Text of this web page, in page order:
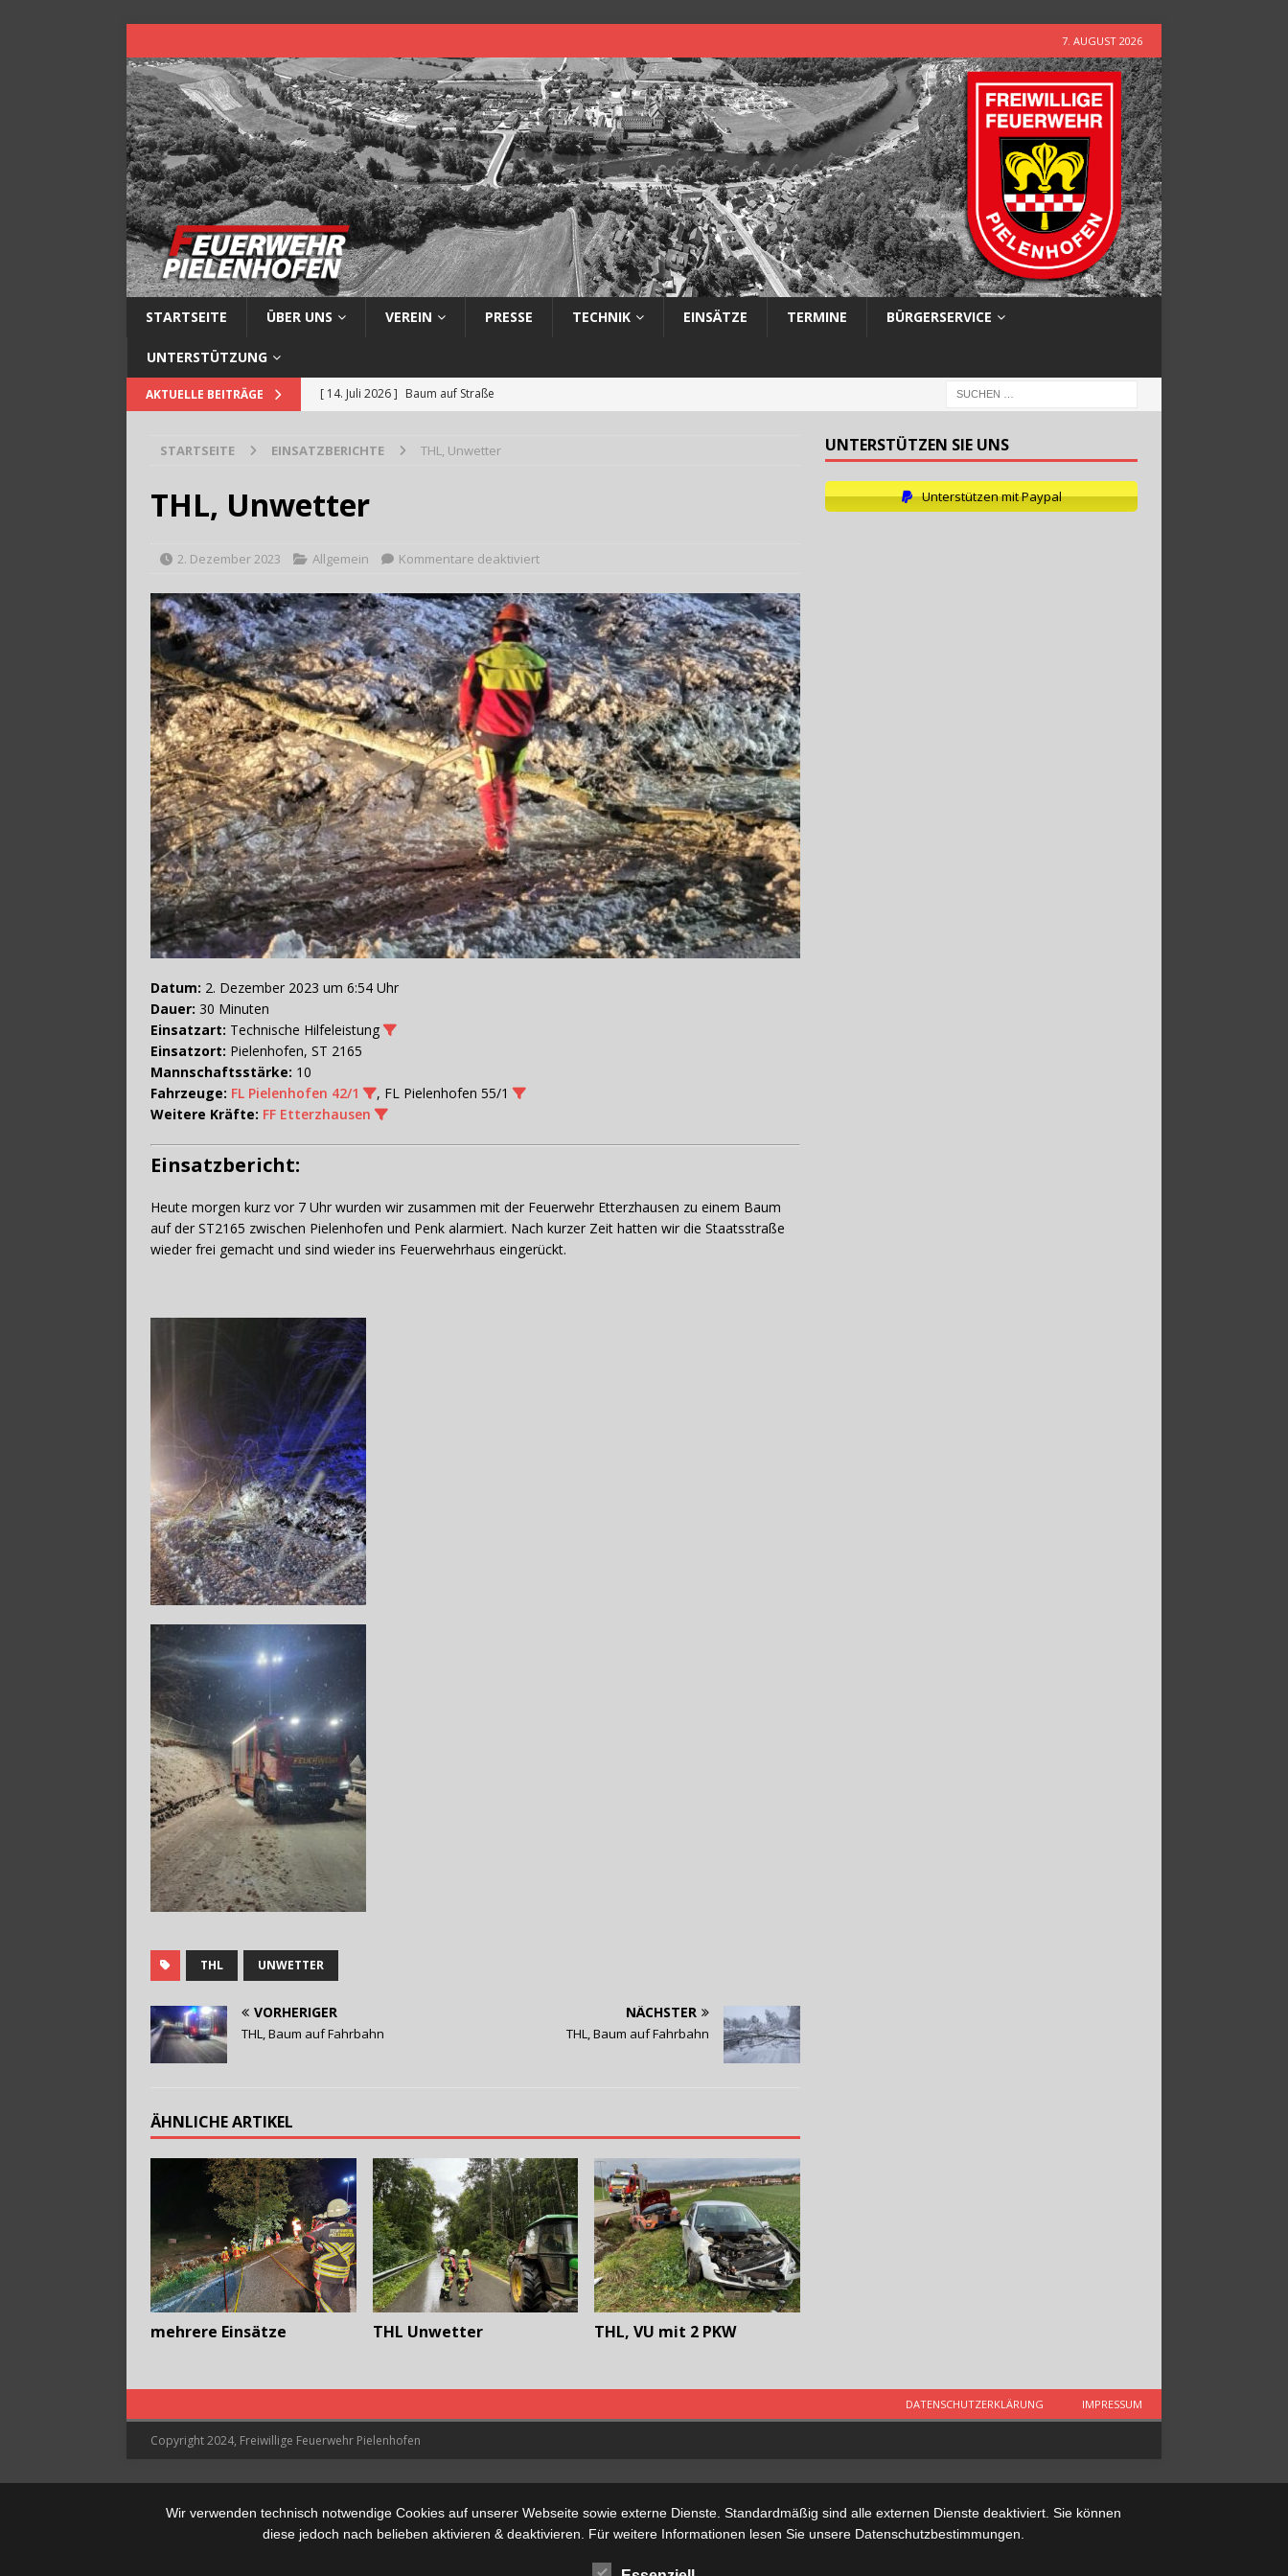
7. AUGUST 2026
STARTSEITE ÜBER UNS VEREIN PRESSE TECHNIK EINSÄTZE TERMINE BÜRGERSERVICE
UNTERSTÜTZUNG
AKTUELLE BEITRÄGE [ 14. Juli 2026 ] Baum auf Straße
[ 28. Juli 2026 ]
Tragehilfe
STARTSEITE EINSATZBERICHTE THL, Unwetter
THL, Unwetter
2. Dezember 2023 Allgemein Kommentare deaktiviert
Datum: 2. Dezember 2023 um 6:54 Uhr
Dauer: 30 Minuten
Einsatzart: Technische Hilfeleistung
Einsatzort: Pielenhofen, ST 2165
Mannschaftsstärke: 10
Fahrzeuge: FL Pielenhofen 42/1
, FL Pielenhofen 55/1
Weitere Kräfte: FF Etterzhausen
Einsatzbericht:
Heute morgen kurz vor 7 Uhr wurden wir zusammen mit der Feuerwehr Etterzhausen zu einem Baum
auf der ST2165 zwischen Pielenhofen und Penk alarmiert. Nach kurzer Zeit hatten wir die Staatsstraße
wieder frei gemacht und sind wieder ins Feuerwehrhaus eingerückt.
THL UNWETTER
VORHERIGER
THL, Baum auf Fahrbahn
NÄCHSTER
THL, Baum auf Fahrbahn
ÄHNLICHE ARTIKEL
mehrere Einsätze THL Unwetter THL, VU mit 2 PKW
UNTERSTÜTZEN SIE UNS
Unterstützen mit Paypal
DATENSCHUTZERKLÄRUNG IMPRESSUM
Copyright 2024, Freiwillige Feuerwehr Pielenhofen
Wir verwenden technisch notwendige Cookies auf unserer Webseite sowie externe Dienste. Standardmäßig sind alle externen Dienste deaktiviert. Sie können
diese jedoch nach belieben aktivieren & deaktivieren. Für weitere Informationen lesen Sie unsere Datenschutzbestimmungen.